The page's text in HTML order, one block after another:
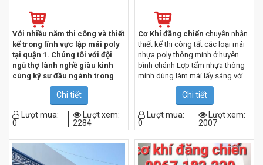
Với nhiều năm thi công và thiết
kế trong lĩnh vực lập mái poly
tại quận 1. Chúng tôi với đội
ngũ thợ lành nghề giàu kinh
cùng kỹ sư đầu ngành trong
việc thiết kế mái tôn, Chúng tôi
luôn đặt phương châm Chất
lượng – uy tín – giá thành
cạnh tranh phù hợp cho nhu
cầu của quý khách hàng hiện
nay. lh 0967.182.229 chiến
Chi tiết
Lượt mua:
0
Lượt xem:
2284
Cơ Khí đăng chiến chuyên nhận
thiết kế thi công tất các loại mái
nhựa poly thông minh ở huyên
bình chánh Lợp tấm nhựa thông
minh dùng làm mái lấy sáng với
các mục đích sử dụng cho công
trình nhà ở khác nhau.
nhựa poly giá rẻ,làm mái lấy
sáng sân thượng, thi công tấm
lợp lấy sáng theo yêu cầu của
khách hàng.Đội thợ làm mái
nhựa poly giá rẻchuyên nghiệp
– kinh nghiệm nhiều năm. Luôn
Chi tiết
Lượt mua:
0
Lượt xem:
2007